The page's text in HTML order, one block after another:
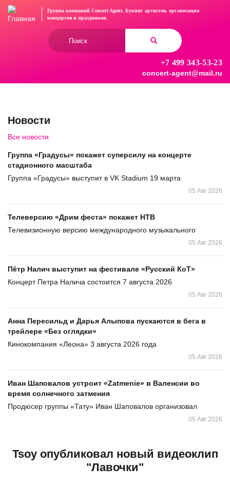
Перейти
Группа компаний Concert Agent. Букинг артистов, организация
концертови праздников.
+7 499 343-53-23
concert-agent@mail.ru
Новости
Все новости
Группа «Градусы» покажет суперсилу на концерте
стадионного масштаба
Группа «Градусы» выступит в VK Stadium 19 марта
05 Авг 2026
Телеверсию «Дрим феста» покажет НТВ
Телевизионную версию международного музыкального
05 Авг 2026
Пётр Налич выступит на фестивале «Русский КоТ»
Концерт Петра Налича состоится 7 августа 2026
05 Авг 2026
Анна Пересильд и Дарья Алыпова пускаются в бега в
трейлере «Без оглядки»
Кинокомпания «Леона» 3 августа 2026 года
05 Авг 2026
Иван Шаповалов устроит «Zatmenie» в Валенсии во
время солнечного затмения
Продюсер группы «Тату» Иван Шаповалов организовал
05 Авг 2026
Tsoy опубликовал новый видеоклип
"Лавочки"